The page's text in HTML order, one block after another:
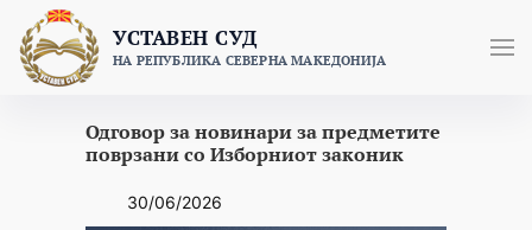
content
УСТАВЕН СУД
НА РЕПУБЛИКА СЕВЕРНА МАКЕДОНИЈА
Одговор за новинари за предметите
поврзани со Изборниот законик
30/06/2026